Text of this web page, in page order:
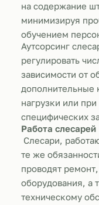
на содержание
минимизируя
обучением
Аутсорсинг
регулировать
зависимости от
нагрузки или
специфических
Работа слесарей
Слесари,
те же
проводят
оборудования, а
техническому